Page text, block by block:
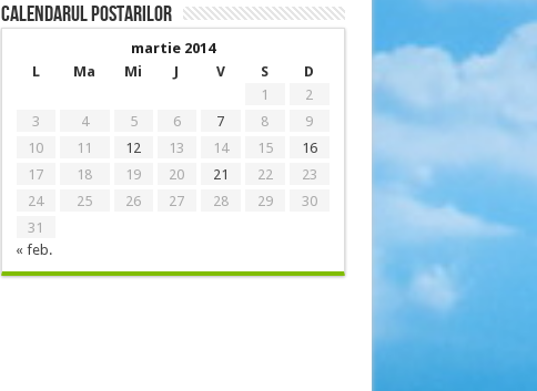
Calendarul postarilor
martie 2014
L
Ma Mi J V S D
« feb.
1
2
3
4 5 6 7 8
9
10
11 12 13 14 15
16
17
18 19 20 21 22
23
24
25 26 27 28 29
30
31